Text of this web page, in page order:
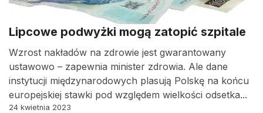
Lipcowe podwyżki mogą zatopić szpitale
Wzrost nakładów na zdrowie jest gwarantowany
ustawowo – zapewnia minister zdrowia. Ale dane
instytucji międzynarodowych plasują Polskę na końcu
europejskiej stawki pod względem wielkości odsetka...
24 kwietnia 2023